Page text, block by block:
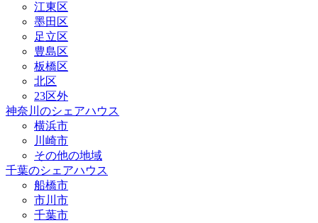
江東区
墨田区
足立区
豊島区
板橋区
北区
23区外
神奈川のシェアハウス
横浜市
川崎市
その他の地域
千葉のシェアハウス
船橋市
市川市
千葉市